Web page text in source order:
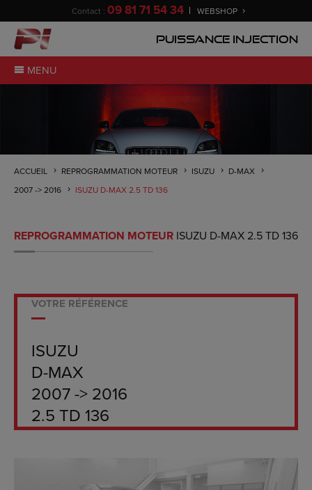
Contact : 09 81 71 54 34 WEBSHOP
Puissance Injection
MENU
ACCUEIL REPROGRAMMATION MOTEUR ISUZU
D-MAX
2007 -> 2016
ISUZU D-MAX 2.5 TD 136
REPROGRAMMATION MOTEUR ISUZU D-MAX 2.5 TD 136
VOTRE RÉFÉRENCE
ISUZU
D-MAX
2007 -> 2016
2.5 TD 136